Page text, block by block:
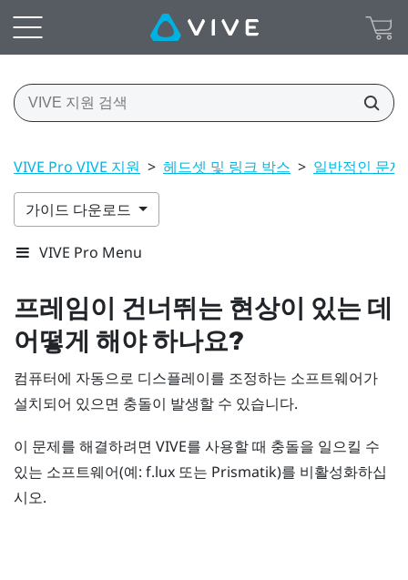
VIVE Pro VIVE 지원 > 헤드셋 및 링크 박스 > 일반적인 문
가이드 다운로드
VIVE Pro Menu
프레임이 건너뛰는 현상이 있는 데
어떻게 해야 하나요?
컴퓨터에 자동으로 디스플레이를 조정하는 소프트웨어가
설치되어 있으면 충돌이 발생할 수 있습니다.
이 문제를 해결하려면 VIVE를 사용할 때 충돌을 일으킬 수
있는 소프트웨어(예: f.lux 또는 Prismatik)를 비활성화하십
시오.